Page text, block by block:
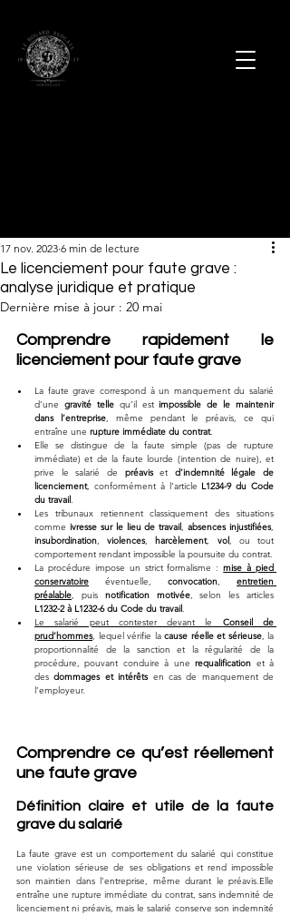
Le licenciement pour faute grave :
analyse juridique et pratique
17 nov. 2023 6 min de lecture
Dernière mise à jour : 20 mai
Comprendre rapidement le
licenciement pour faute grave
La faute grave correspond à un manquement du salarié
d’une gravité telle qu’il est impossible de le maintenir
dans l’entreprise, même pendant le préavis, ce qui
entraîne une rupture immédiate du contrat.
Elle se distingue de la faute simple (pas de rupture
immédiate) et de la faute lourde (intention de nuire), et
prive le salarié de préavis et d’indemnité légale de
licenciement, conformément à l’article L1234-9 du Code
du travail.
Les tribunaux retiennent classiquement des situations
comme ivresse sur le lieu de travail, absences injustifiées
insubordination, violences, harcèlement, vol, ou tout
comportement rendant impossible la poursuite du contrat.
La procédure impose un strict formalisme : mise à pied
conservatoire éventuelle, convocation, entretien
préalable, puis notification motivée
L1232-2 à L1232-6 du Code du travail.
Le salarié peut contester devant le Conseil de
prud’hommes, lequel vérifie la cause réelle et sérieuse, la
proportionnalité de la sanction et la régularité de la
procédure, pouvant conduire à une requalification et à
des dommages et intérêts en cas de manquement de
l’employeur.
Comprendre ce qu’est réellement
une faute grave
Définition claire et utile de la faute
grave du salarié
La faute grave est un comportement du salarié qui constitue
une violation sérieuse de ses obligations et rend impossible
son maintien dans l’entreprise, même durant le préavis.Elle
entraîne une rupture immédiate du contrat, sans indemnité de
licenciement ni préavis, mais le salarié conserve son indemnité